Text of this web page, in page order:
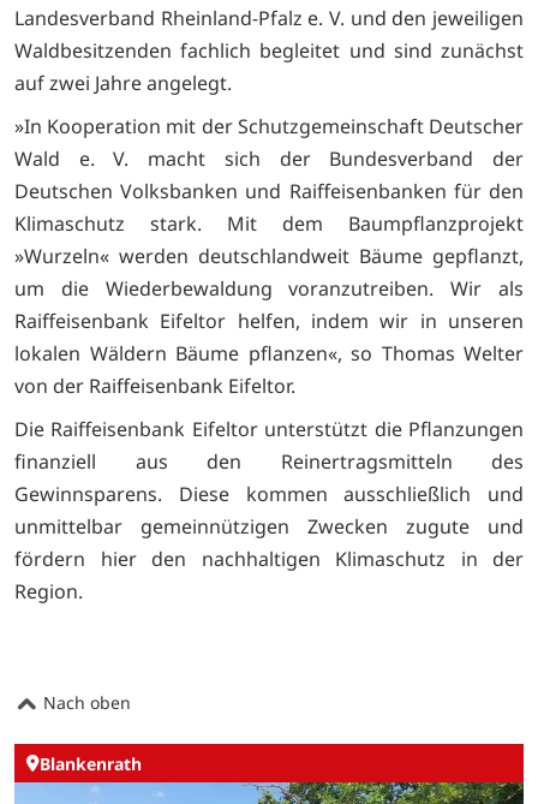
Landesverband Rheinland-Pfalz e. V. und den jeweiligen
Waldbesitzenden fachlich begleitet und sind zunächst
auf zwei Jahre angelegt.
»In Kooperation mit der Schutzgemeinschaft Deutscher
Wald e. V. macht sich der Bundesverband der
Deutschen Volksbanken und Raiffeisenbanken für den
Klimaschutz stark. Mit dem Baumpflanzprojekt
»Wurzeln« werden deutschlandweit Bäume gepflanzt,
um die Wiederbewaldung voranzutreiben. Wir als
Raiffeisenbank Eifeltor helfen, indem wir in unseren
lokalen Wäldern Bäume pflanzen«, so Thomas Welter
von der Raiffeisenbank Eifeltor.
Die Raiffeisenbank Eifeltor unterstützt die Pflanzungen
finanziell aus den Reinertragsmitteln des
Gewinnsparens. Diese kommen ausschließlich und
unmittelbar gemeinnützigen Zwecken zugute und
fördern hier den nachhaltigen Klimaschutz in der
Region.
Nach oben
Blankenrath